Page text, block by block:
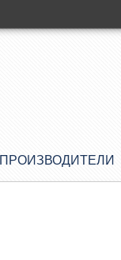
ПРОИЗВОДИТЕЛИ